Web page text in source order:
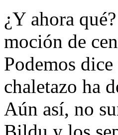
¿Y ahora
moción de
Podemos
chaletazo ha
Aún así, no